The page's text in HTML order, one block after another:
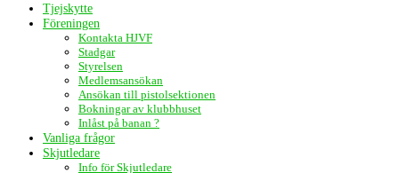
Tjejskytte
Föreningen
Kontakta HJVF
Stadgar
Styrelsen
Medlemsansökan
Ansökan till pistolsektionen
Bokningar av klubbhuset
Inlåst på banan ?
Vanliga frågor
Skjutledare
Info för Skjutledare